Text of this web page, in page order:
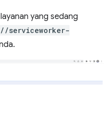
yang sedang
serviceworker-